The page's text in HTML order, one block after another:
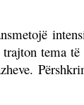
tema